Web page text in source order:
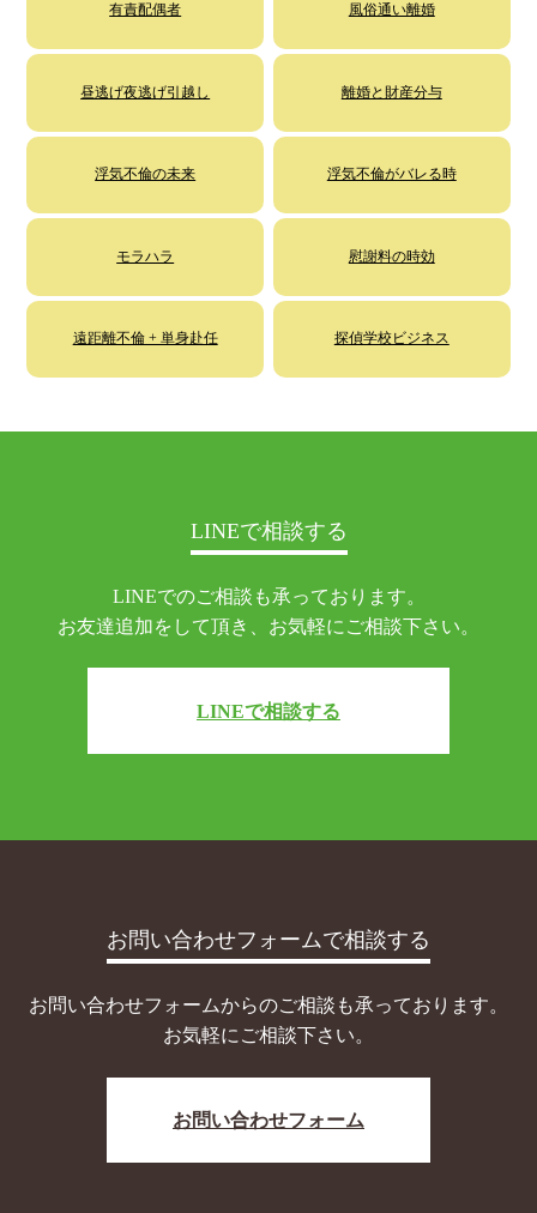
有責配偶者 風俗通い離婚
昼逃げ夜逃げ引越し 離婚と財産分与
浮気不倫の未来 浮気不倫がバレる時
モラハラ 慰謝料の時効
遠距離不倫 + 単身赴任 探偵学校ビジネス
LINEで相談する
LINEでのご相談も承っております。
お友達追加をして頂き、お気軽にご相談下さい。
LINEで相談する
お問い合わせフォームで相談する
お問い合わせフォームからのご相談も承っております。
お気軽にご相談下さい。
お問い合わせフォーム